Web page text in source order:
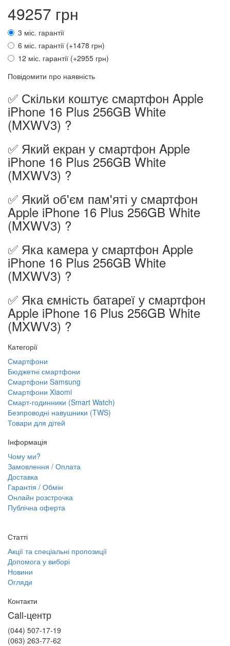
49257 грн
3 міс. гарантії
6 міс. гарантії (+1478 грн)
12 міс. гарантії (+2955 грн)
Повідомити про наявність
✅ Скільки коштує смартфон Apple
iPhone 16 Plus 256GB White
(MXWV3) ?
✅ Який екран у смартфон Apple
iPhone 16 Plus 256GB White
(MXWV3) ?
✅ Який об'єм пам'яті у смартфон
Apple iPhone 16 Plus 256GB White
(MXWV3) ?
✅ Яка камера у смартфон Apple
iPhone 16 Plus 256GB White
(MXWV3) ?
✅ Яка ємність батареї у смартфон
Apple iPhone 16 Plus 256GB White
(MXWV3) ?
Категорії
Смартфони
Бюджетні смартфони
Смартфони Samsung
Смартфони Xiaomi
Смарт-годинники (Smart Watch)
Безпроводні навушники (TWS)
Товари для дітей
Інформація
Чому ми?
Замовлення / Оплата
Доставка
Гарантія / Обмін
Онлайн розстрочка
Публічна оферта
Статті
Акції та спеціальні пропозиції
Допомога у виборі
Новини
Огляди
Контакти
Call-центр
(044) 507-17-19
(063) 263-77-62